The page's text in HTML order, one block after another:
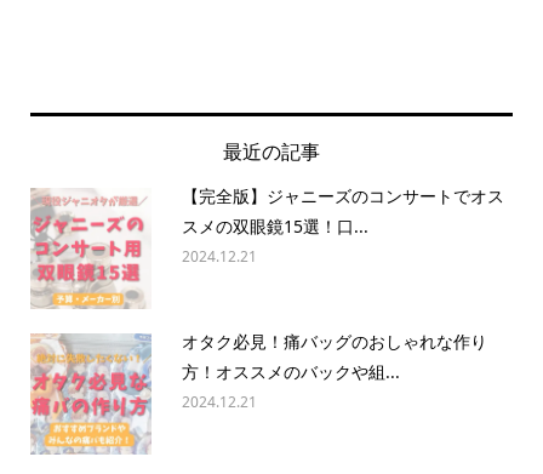
最近の記事
【完全版】ジャニーズのコンサートでオス
スメの双眼鏡15選！口...
2024.12.21
オタク必見！痛バッグのおしゃれな作り
方！オススメのバックや組...
2024.12.21